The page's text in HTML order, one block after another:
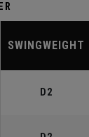
SWINGWEIGHT
D2